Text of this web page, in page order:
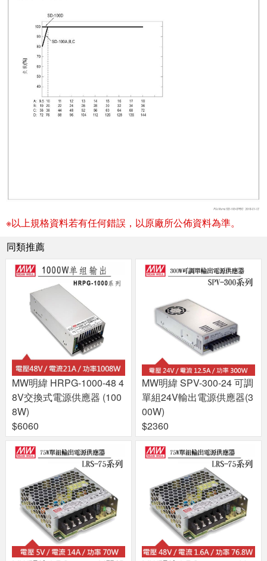
※以上規格資料若有任何錯誤，以原廠所公佈資料為準。
同類推薦
MW明緯 HRPG-1000-48 4
8V交換式電源供應器 (100
8W)
$6060
MW明緯 SPV-300-24 可調
單組24V輸出電源供應器(3
00W)
$2360